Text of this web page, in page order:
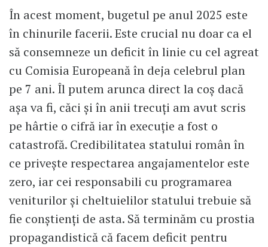
În acest moment, bugetul pe anul 2025 este
în chinurile facerii. Este crucial nu doar ca el
să consemneze un deficit în linie cu cel agreat
cu Comisia Europeană în deja celebrul plan
pe 7 ani. Îl putem arunca direct la coș dacă
așa va fi, căci și în anii trecuți am avut scris
pe hârtie o cifră iar în execuție a fost o
catastrofă. Credibilitatea statului român în
ce privește respectarea angajamentelor este
zero, iar cei responsabili cu programarea
veniturilor și cheltuielilor statului trebuie să
fie conștienți de asta. Să terminăm cu prostia
propagandistică că facem deficit pentru